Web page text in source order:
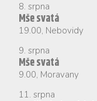
8. srpna
Mše svatá
19.00, Nebovidy
9. srpna
Mše svatá
9.00, Moravany
11. srpna